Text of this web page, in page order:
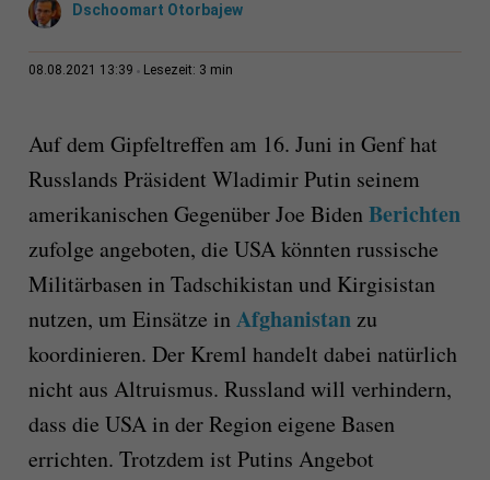
Dschoomart Otorbajew
08.08.2021 13:39 Lesezeit: 3 min
Auf dem Gipfeltreffen am 16. Juni in Genf hat
Russlands Präsident Wladimir Putin seinem
amerikanischen Gegenüber Joe BidenBerichten
zufolge angeboten, die USA könnten russische
Militärbasen in Tadschikistan und Kirgisistan
nutzen, um Einsätze inAfghanistanzu
koordinieren. Der Kreml handelt dabei natürlich
nicht aus Altruismus. Russland will verhindern,
dass die USA in der Region eigene Basen
errichten. Trotzdem ist Putins Angebot